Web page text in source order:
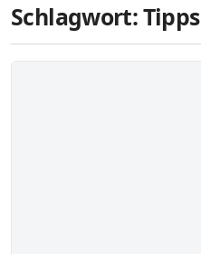
Schlagwort:Tipps